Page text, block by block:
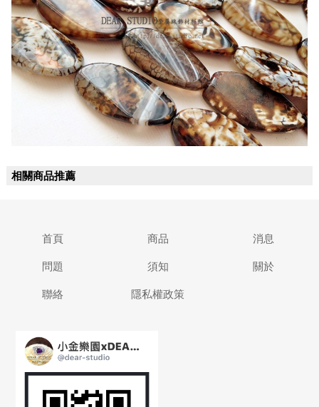
相關商品推薦
首頁 商品 消息
問題 須知 關於
聯絡 隱私權政策